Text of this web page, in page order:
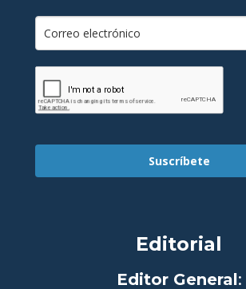
Suscríbete
Editorial
Editor General :